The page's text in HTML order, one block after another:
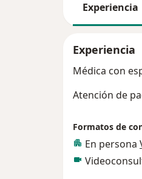
Experiencia
Experiencia
Médica con
Atención de
Formatos de
En persona